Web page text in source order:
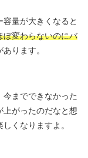
量が大きくなると
ぼ変わらないのにバ
あります。
今までできなかった
上がったのだなと想
くなりますよ。